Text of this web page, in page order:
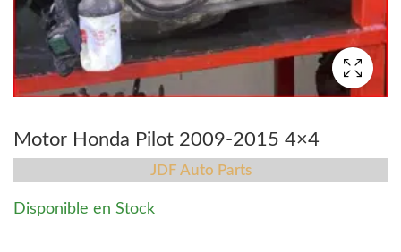
Motor Honda Pilot 2009-2015 4×4
JDF Auto Parts
Disponible en Stock